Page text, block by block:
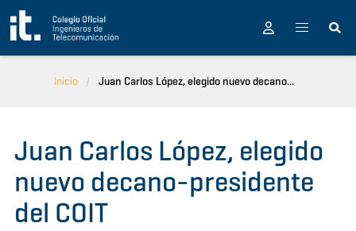
Pasar al contenido principal
Inicio Juan Carlos López, elegido nuevo decano...
Juan Carlos López, elegido
nuevo decano-presidente
del COIT